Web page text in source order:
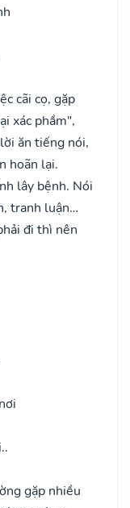
cãi cọ, gặp
xác phầm",
ăn tiếng nói,
hoãn lại.
lây bệnh. Nói
tranh luận…
đi thì nên
gặp nhiều